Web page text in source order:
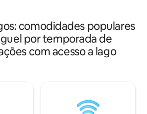
cenário para que
uma utopia. Para
aventura, nadar e
estão
completa Wi-Fi ๏ de alta velocidade (120
Mbps) e espaço de
estar๏ ventilado O banheiro está
localizado logo
oferecendo
comodidades populares
por temporada de
com acesso a lago